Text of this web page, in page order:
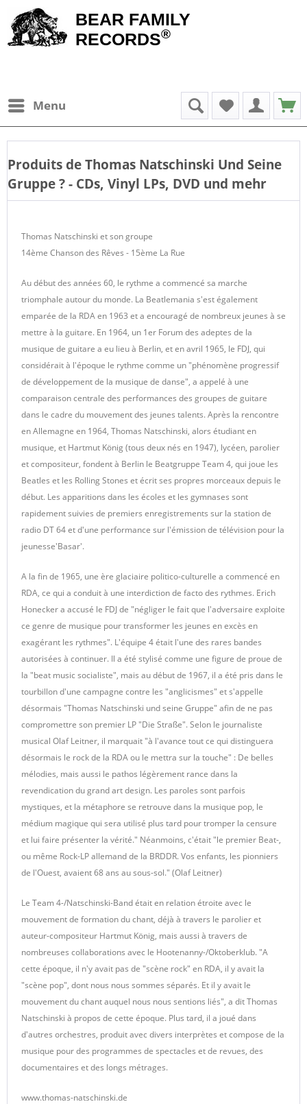
BEAR FAMILY
RECORDS®
Menu
Produits deThomas Natschinski Und Seine
Gruppe? - CDs, Vinyl LPs, DVD und mehr
Thomas Natschinski et son groupe
14ème Chanson des Rêves - 15ème La Rue
Au début des années 60, le rythme a commencé sa marche
triomphale autour du monde. La Beatlemania s'est également
emparée de la RDA en 1963 et a encouragé de nombreux jeunes à se
mettre à la guitare. En 1964, un 1er Forum des adeptes de la
musique de guitare a eu lieu à Berlin, et en avril 1965, le FDJ, qui
considérait à l'époque le rythme comme un "phénomène progressif
de développement de la musique de danse", a appelé à une
comparaison centrale des performances des groupes de guitare
dans le cadre du mouvement des jeunes talents. Après la rencontre
en Allemagne en 1964, Thomas Natschinski, alors étudiant en
musique, et Hartmut König (tous deux nés en 1947), lycéen, parolier
et compositeur, fondent à Berlin le Beatgruppe Team 4, qui joue les
Beatles et les Rolling Stones et écrit ses propres morceaux depuis le
début. Les apparitions dans les écoles et les gymnases sont
rapidement suivies de premiers enregistrements sur la station de
radio DT 64 et d'une performance sur l'émission de télévision pour la
jeunesse'Basar'.
A la fin de 1965, une ère glaciaire politico-culturelle a commencé en
RDA, ce qui a conduit à une interdiction de facto des rythmes. Erich
Honecker a accusé le FDJ de "négliger le fait que l'adversaire exploite
ce genre de musique pour transformer les jeunes en excès en
exagérant les rythmes". L'équipe 4 était l'une des rares bandes
autorisées à continuer. Il a été stylisé comme une figure de proue de
la "beat music socialiste", mais au début de 1967, il a été pris dans le
tourbillon d'une campagne contre les "anglicismes" et s'appelle
désormais "Thomas Natschinski und seine Gruppe" afin de ne pas
compromettre son premier LP "Die Straße". Selon le journaliste
musical Olaf Leitner, il marquait "à l'avance tout ce qui distinguera
désormais le rock de la RDA ou le mettra sur la touche" : De belles
mélodies, mais aussi le pathos légèrement rance dans la
revendication du grand art design. Les paroles sont parfois
mystiques, et la métaphore se retrouve dans la musique pop, le
médium magique qui sera utilisé plus tard pour tromper la censure
et lui faire présenter la vérité." Néanmoins, c'était "le premier Beat-,
ou même Rock-LP allemand de la BRDDR. Vos enfants, les pionniers
de l'Ouest, avaient 68 ans au sous-sol." (Olaf Leitner)
Le Team 4-/Natschinski-Band était en relation étroite avec le
mouvement de formation du chant, déjà à travers le parolier et
auteur-compositeur Hartmut König, mais aussi à travers de
nombreuses collaborations avec le Hootenanny-/Oktoberklub. "A
cette époque, il n'y avait pas de "scène rock" en RDA, il y avait la
"scène pop", dont nous nous sommes séparés. Et il y avait le
mouvement du chant auquel nous nous sentions liés", a dit Thomas
Natschinski à propos de cette époque. Plus tard, il a joué dans
d'autres orchestres, produit avec divers interprètes et compose de la
musique pour des programmes de spectacles et de revues, des
documentaires et des longs métrages.
www.thomas-natschinski.de